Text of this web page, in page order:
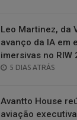
Leo Martinez, da
avanço da IA em
imersivas no RIW
POSTED
5 DIAS ATRÁS
Avantto House
aviação